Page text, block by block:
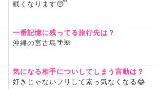
眠くなります😴
一番記憶に残ってる旅行先は？
沖縄の宮古島🌴🌺
気になる相手についしてしまう言動は？
好きじゃないフリして素っ気なくなる😂